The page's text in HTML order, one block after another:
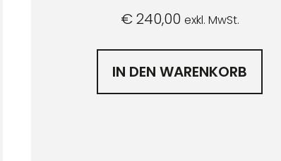
€240,00 exkl. MwSt.
IN DEN WARENKORB